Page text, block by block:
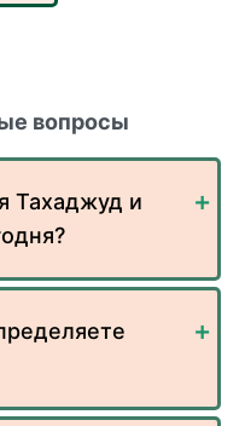
вопросы
Тахаджуд и